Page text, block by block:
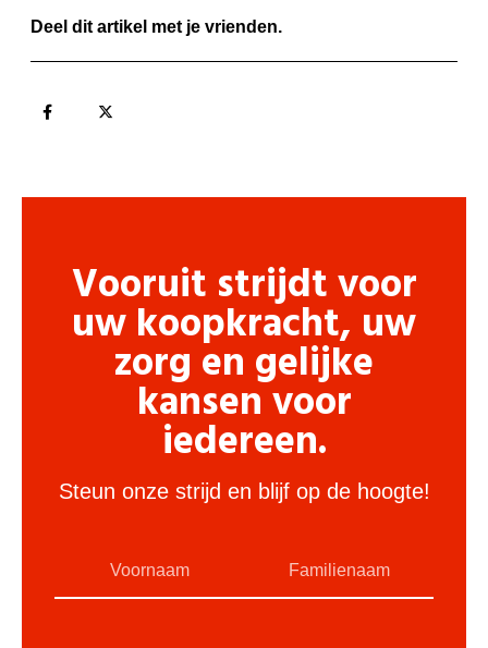
Deel dit artikel met je vrienden.
Vooruit strijdt voor
uw koopkracht, uw
zorg en gelijke
kansen voor
iedereen.
Steun onze strijd en blijf op de hoogte!